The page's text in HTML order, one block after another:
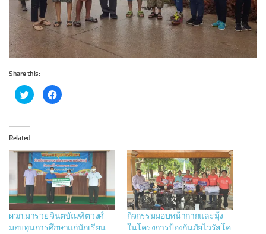
Share this:
C
l
t
o
s
h
a
r
e
o
n
T
w
i
t
e
C
l
h
a
r
e
o
n
F
a
c
e
b
o
Related
ผวภ.มารวย จินตบัณฑิตวงศ์
มอบทุนการศึกษาแก่นักเรียน
กิจกรรมมอบหน้ากากและมุ้ง
ในโครงการป้องกันภัยไวรัสโค